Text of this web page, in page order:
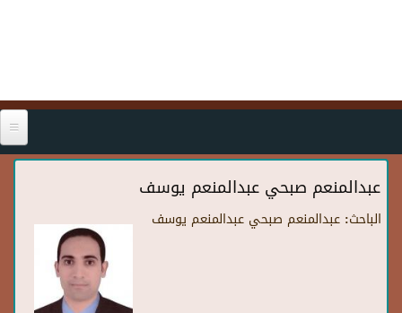
عبدالمنعم صبحي عبدالمنعم يوسف
الباحث: عبدالمنعم صبحي عبدالمنعم يوسف